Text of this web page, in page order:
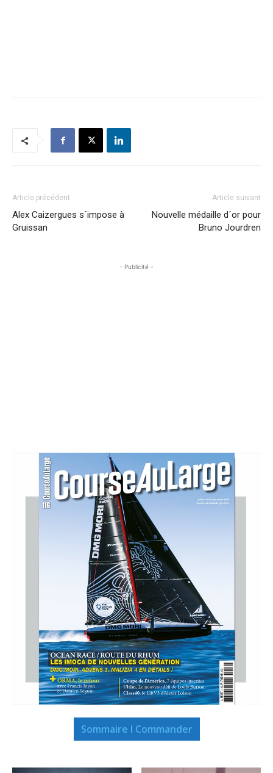
Article précédent
Alex Caizergues s´impose à
Gruissan
Article suivant
Nouvelle médaille d´or pour
Bruno Jourdren
- Publicité -
Sommaire I Commander